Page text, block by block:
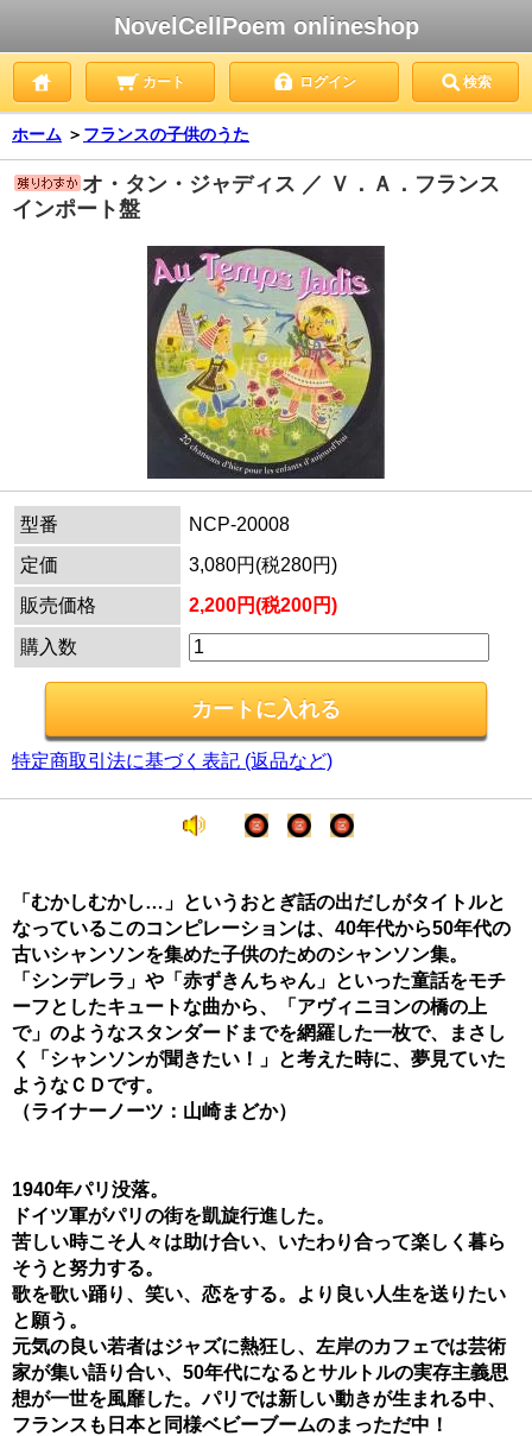
NovelCellPoem onlineshop
カート ログイン 検索
ホーム ＞ フランスの子供のうた
オ・タン・ジャディス ／ Ｖ．Ａ．フランス
インポート盤
型番
NCP-20008
定価
3,080円(税280円)
販売価格
2,200円(税200円)
購入数
特定商取引法に基づく表記 (返品など)
「むかしむかし…」というおとぎ話の出だしがタイトルと
なっているこのコンピレーションは、40年代から50年代の
古いシャンソンを集めた子供のためのシャンソン集。
「シンデレラ」や「赤ずきんちゃん」といった童話をモチ
ーフとしたキュートな曲から、「アヴィニヨンの橋の上
で」のようなスタンダードまでを網羅した一枚で、まさし
く「シャンソンが聞きたい！」と考えた時に、夢見ていた
ようなＣＤです。
（ライナーノーツ：山崎まどか）
1940年パリ没落。
ドイツ軍がパリの街を凱旋行進した。
苦しい時こそ人々は助け合い、いたわり合って楽しく暮ら
そうと努力する。
歌を歌い踊り、笑い、恋をする。より良い人生を送りたい
と願う。
元気の良い若者はジャズに熱狂し、左岸のカフェでは芸術
家が集い語り合い、50年代になるとサルトルの実存主義思
想が一世を風靡した。パリでは新しい動きが生まれる中、
フランスも日本と同様ベビーブームのまっただ中！